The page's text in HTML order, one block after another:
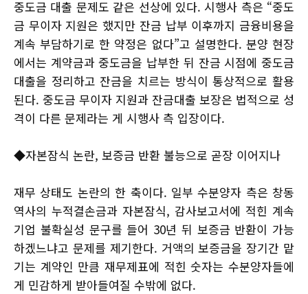
중도금 대출 문제도 같은 선상에 있다. 시행사 측은 “중도
금 무이자 지원은 했지만 잔금 납부 이후까지 금융비용을
계속 부담하기로 한 약정은 없다”고 설명한다. 분양 현장
에서는 계약금과 중도금을 납부한 뒤 잔금 시점에 중도금
대출을 정리하고 잔금을 치르는 방식이 통상적으로 활용
된다. 중도금 무이자 지원과 잔금대출 보장은 법적으로 성
격이 다른 문제라는 게 시행사 측 입장이다.
◆자본잠식 논란, 보증금 반환 불능으로 곧장 이어지나
재무 상태도 논란의 한 축이다. 일부 수분양자 측은 창동
역사의 누적결손금과 자본잠식, 감사보고서에 적힌 계속
기업 불확실성 문구를 들어 30년 뒤 보증금 반환이 가능
하겠느냐고 문제를 제기한다. 거액의 보증금을 장기간 맡
기는 계약인 만큼 재무제표에 적힌 숫자는 수분양자들에
게 민감하게 받아들여질 수밖에 없다.